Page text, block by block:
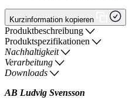
Kurzinformation kopieren
Produktbeschreibung
Produktspezifikationen
Nachhaltigkeit
Verarbeitung
Downloads
AB Ludvig Svensson